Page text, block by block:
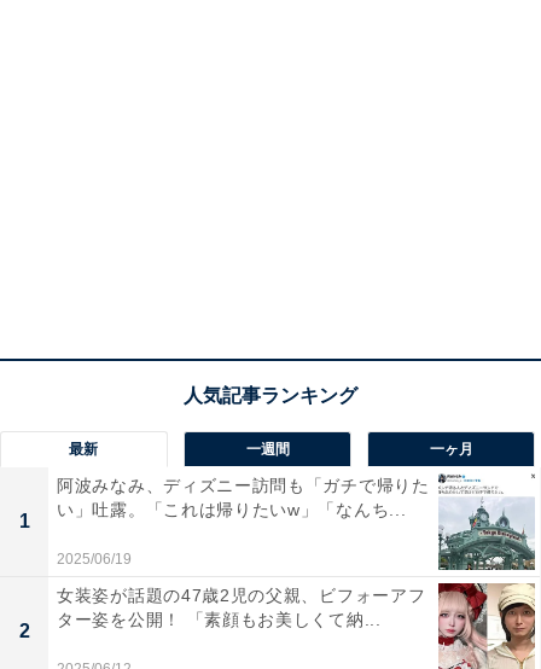
最新 一週間 一ヶ月
1
阿波みなみ、ディズニー訪問も「ガチで帰りた
い」吐露。「これは帰りたいw」「なんち...
2025/06/19
2
女装姿が話題の47歳2児の父親、ビフォーアフ
ター姿を公開！ 「素顔もお美しくて納...